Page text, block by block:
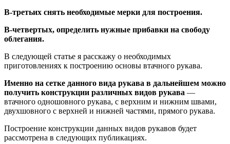
В-третьих снять необходимые мерки для построения.
В-четвертых, определить нужные прибавки на свободу
облегания.
В следующей статье я расскажу о необходимых
приготовлениях к построению основы втачного рукава.
Именно на сетке данного вида рукава в дальнейшем можно
получить конструкции различных видов рукава —
втачного одношовного рукава, с верхним и нижним швами,
двухшовного с верхней и нижней частями, прямого рукава.
Построение конструкции данных видов рукавов будет
рассмотрена в следующих публикациях.